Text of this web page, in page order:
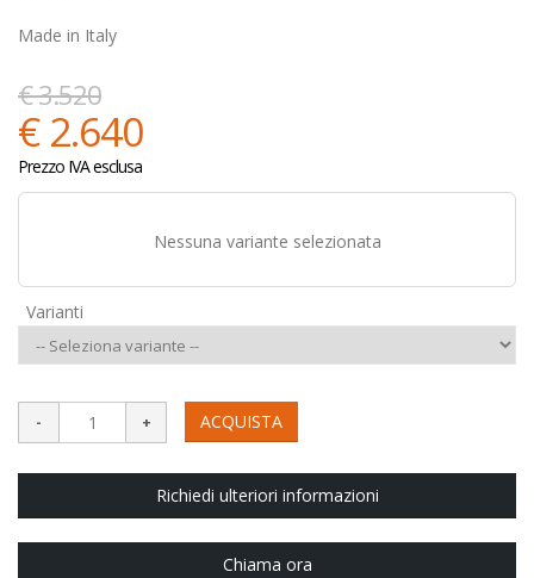
Made in Italy
€ 3.520
€ 2.640
Prezzo IVA esclusa
Nessuna variante selezionata
Varianti
ACQUISTA
Richiedi ulteriori informazioni
Chiama ora